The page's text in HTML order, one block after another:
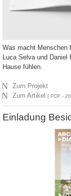
Was macht Menschen
Luca Selva und
Hause fühlen.
N Zum Projekt
N Zum Artikel[ PDF -
Einladung